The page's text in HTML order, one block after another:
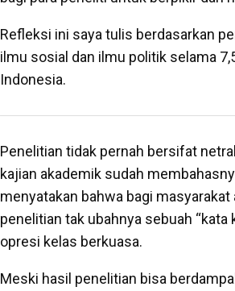
Refleksi ini saya tulis berdasarkan
ilmu sosial dan ilmu politik selama
Indonesia.
Penelitian tidak pernah bersifat
kajian akademik sudah
menyatakan bahwa bagi
penelitian tak ubahnya sebuah
opresi kelas berkuasa.
Meski hasil penelitian bisa